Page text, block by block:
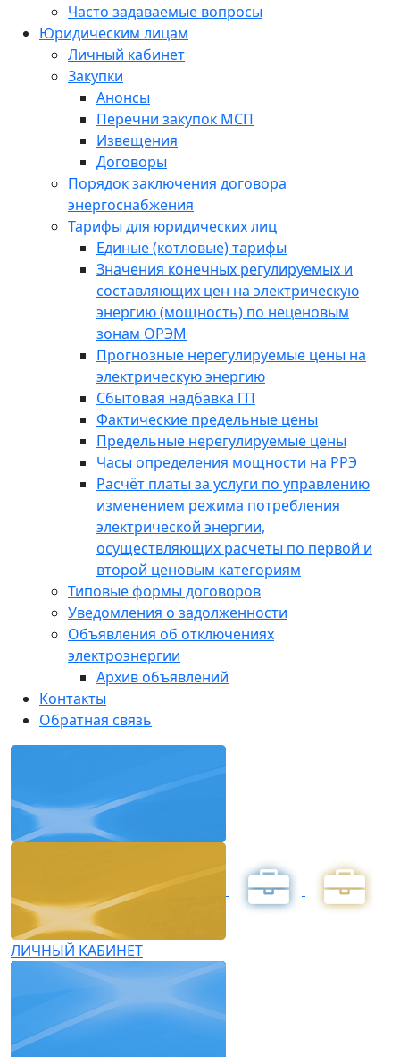
Часто задаваемые вопросы
Юридическим лицам
Личный кабинет
Закупки
Анонсы
Перечни закупок МСП
Извещения
Договоры
Порядок заключения договора
энергоснабжения
Тарифы для юридических лиц
Единые (котловые) тарифы
Значения конечных регулируемых и
составляющих цен на электрическую
энергию (мощность) по неценовым
зонам ОРЭМ
Прогнозные нерегулируемые цены на
электрическую энергию
Сбытовая надбавка ГП
Фактические предельные цены
Предельные нерегулируемые цены
Часы определения мощности на РРЭ
Расчёт платы за услуги по управлению
изменением режима потребления
электрической энергии,
осуществляющих расчеты по первой и
второй ценовым категориям
Типовые формы договоров
Уведомления о задолженности
Объявления об отключениях
электроэнергии
Архив объявлений
Контакты
Обратная связь
ЛИЧНЫЙ КАБИНЕТ